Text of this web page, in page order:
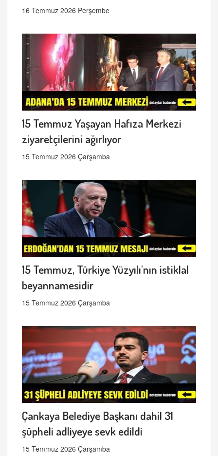
16 Temmuz 2026 Perşembe
15 Temmuz Yaşayan Hafıza Merkezi
ziyaretçilerini ağırlıyor
15 Temmuz 2026 Çarşamba
15 Temmuz, Türkiye Yüzyılı'nın istiklal
beyannamesidir
15 Temmuz 2026 Çarşamba
Çankaya Belediye Başkanı dahil 31
şüpheli adliyeye sevk edildi
15 Temmuz 2026 Çarşamba